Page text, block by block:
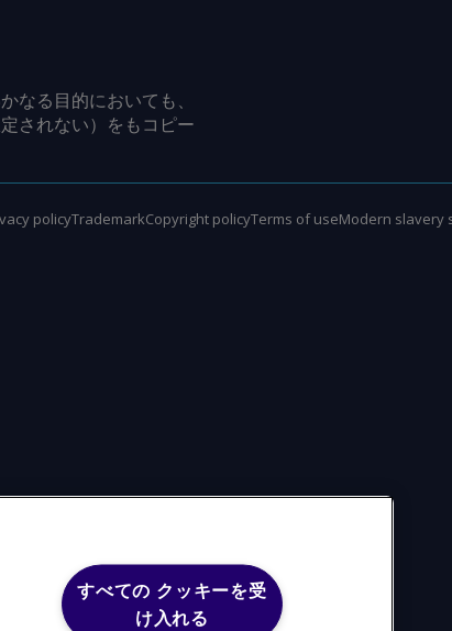
なる目的においても、
されない）をもコピー
policyTrademarkCopyright policyTerms of useModern slavery
すべての クッキーを受
け入れる